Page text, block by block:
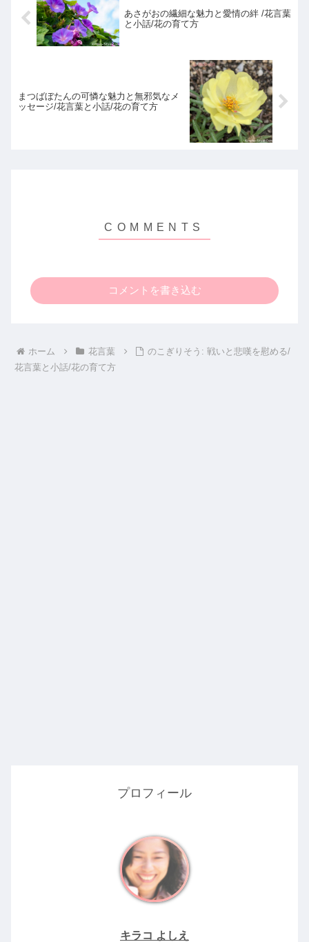
あさがおの繊細な魅力と愛情の絆 /花言葉
と小話/花の育て方
まつばぼたんの可憐な魅力と無邪気なメ
ッセージ/花言葉と小話/花の育て方
コメントを書き込む
ホーム 花言葉
のこぎりそう: 戦いと悲嘆を慰める/
花言葉と小話/花の育て方
プロフィール
キラコ よしえ